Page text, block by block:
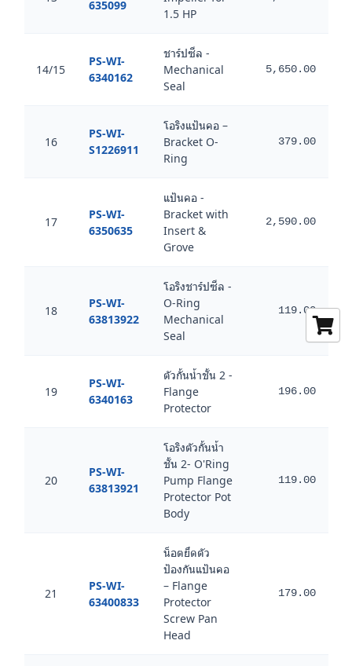
635099
1.5 HP
14/15
PS-WI-
6340162
ชาร์ปซีล -
Mechanical
Seal
5,650.00
16
PS-WI-
S1226911
โอริงแป้นคอ –
Bracket O-
Ring
379.00
17
PS-WI-
6350635
แป้นคอ -
Bracket with
Insert &
Grove
2,590.00
18
PS-WI-
63813922
โอริงชาร์ปซีล -
O-Ring
Mechanical
Seal
119.00
19
PS-WI-
6340163
ตัวกั้นน้ำชั้น 2 -
Flange
Protector
196.00
20
PS-WI-
63813921
โอริงตัวกั้นน้ำ
ชั้น 2- O'Ring
Pump Flange
Protector Pot
Body
119.00
21
PS-WI-
63400833
น็อตยึดตัว
ป้องกันแป้นคอ
– Flange
Protector
Screw Pan
Head
179.00